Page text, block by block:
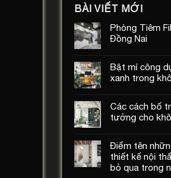
BÀI VIẾT MỚI
Phòng Tiêm
Đồng Nai
Bật mí công
xanh trong
Các cách bố
tưởng cho
Điểm tên
thiết kế nội
bỏ qua trong